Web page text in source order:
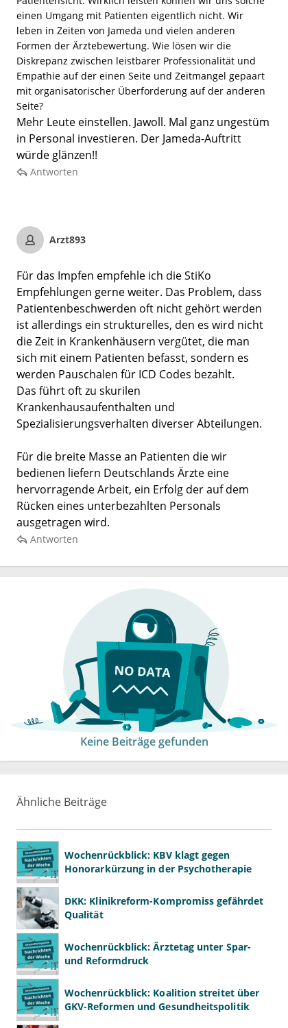
einen Umgang mit Patienten eigentlich nicht. Wir
leben in Zeiten von Jameda und vielen anderen
Formen der Ärztebewertung. Wie lösen wir die
Diskrepanz zwischen leistbarer Professionalität und
Empathie auf der einen Seite und Zeitmangel gepaart
mit organisatorischer Überforderung auf der anderen
Seite?
Mehr Leute einstellen. Jawoll. Mal ganz ungestüm
in Personal investieren. Der Jameda-Auftritt
würde glänzen!!
Antworten
Arzt893
Für das Impfen empfehle ich die StiKo
Empfehlungen gerne weiter. Das Problem, dass
Patientenbeschwerden oft nicht gehört werden
ist allerdings ein strukturelles, den es wird nicht
die Zeit in Krankenhäusern vergütet, die man
sich mit einem Patienten befasst, sondern es
werden Pauschalen für ICD Codes bezahlt.
Das führt oft zu skurilen
Krankenhausaufenthalten und
Spezialisierungsverhalten diverser Abteilungen.
Für die breite Masse an Patienten die wir
bedienen liefern Deutschlands Ärzte eine
hervorragende Arbeit, ein Erfolg der auf dem
Rücken eines unterbezahlten Personals
ausgetragen wird.
Antworten
Keine Beiträge gefunden
Ähnliche Beiträge
Wochenrückblick: KBV klagt gegen
Honorarkürzung in der Psychotherapie
DKK: Klinikreform-Kompromiss gefährdet
Qualität
Wochenrückblick: Ärztetag unter Spar-
und Reformdruck
Wochenrückblick: Koalition streitet über
GKV-Reformen und Gesundheitspolitik